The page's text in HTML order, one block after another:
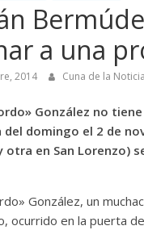
a una
2014 Cuna de la Noticia
González no
del domingo el 2 de
otra en San Lorenzo)
González, un
ocurrido en la puerta